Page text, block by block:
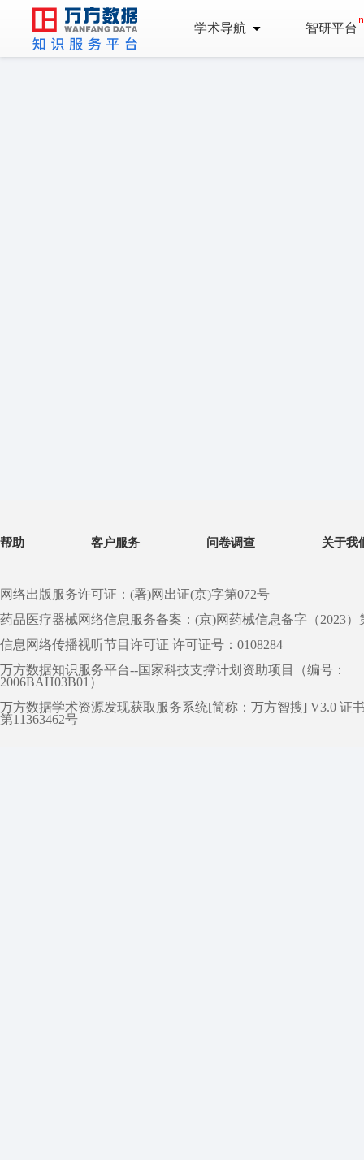
学术导航 智研平台
帮助 客户服务 问卷调查 关于我
网络出版服务许可证：(署)网出证(京)字第072号
药品医疗器械网络信息服务备案：(京)网药械信息备字（2023）
信息网络传播视听节目许可证 许可证号：0108284
万方数据知识服务平台--国家科技支撑计划资助项目（编号：
2006BAH03B01）
万方数据学术资源发现获取服务系统[简称：万方智搜] V3.0 证
第11363462号